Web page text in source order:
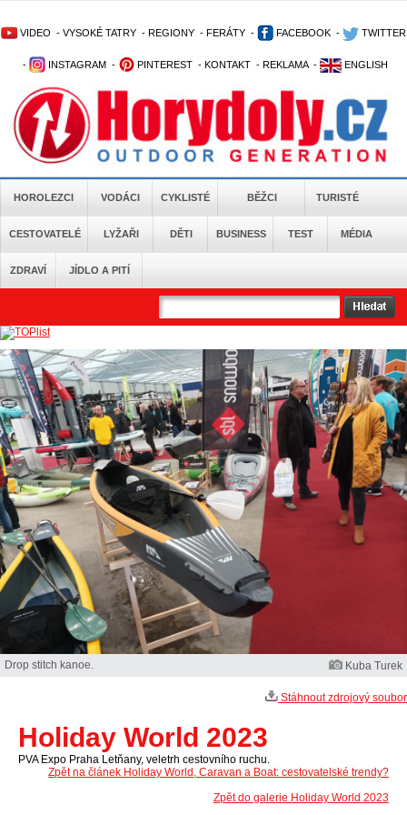
VIDEO - VYSOKÉ TATRY - REGIONY - FERÁTY - FACEBOOK - TWITTER
- INSTAGRAM - PINTEREST - KONTAKT - REKLAMA - ENGLISH
HOROLEZCI VODÁCI CYKLISTÉ BĚŽCI TURISTÉ
CESTOVATELÉ LYŽAŘI DĚTI BUSINESS TEST MÉDIA
ZDRAVÍ JÍDLO A PITÍ
Drop stitch kanoe. Kuba Turek
Stáhnout zdrojový soubor
Holiday World 2023
PVA Expo Praha Letňany, veletrh cestovního ruchu.
Zpět na článek Holiday World, Caravan a Boat: cestovatelské trendy?
Zpět do galerie Holiday World 2023